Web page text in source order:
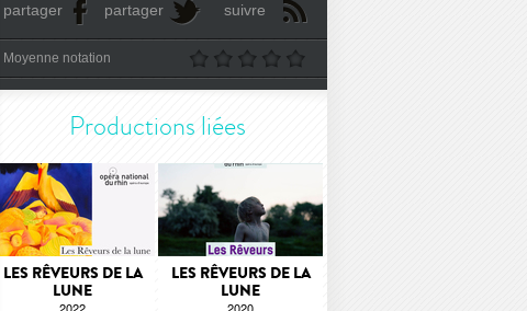
partager partager suivre
Moyenne notation
Productions liées
LES RÊVEURS DE LA
LUNE
LES RÊVEURS DE LA
LUNE